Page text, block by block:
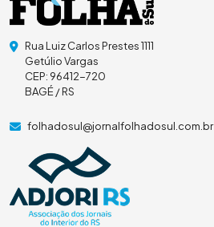
Rua Luiz Carlos Prestes 1111
Getúlio Vargas
CEP: 96412-720
BAGÉ / RS
folhadosul@jornalfolhadosul.com.br